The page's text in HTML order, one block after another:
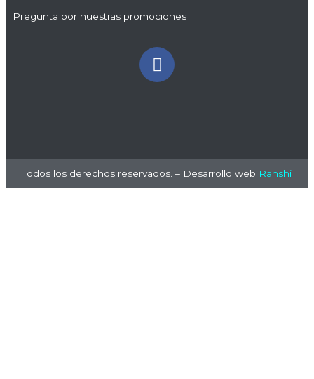
Pregunta por nuestras promociones
Todos los derechos reservados. – Desarrollo web Ranshi